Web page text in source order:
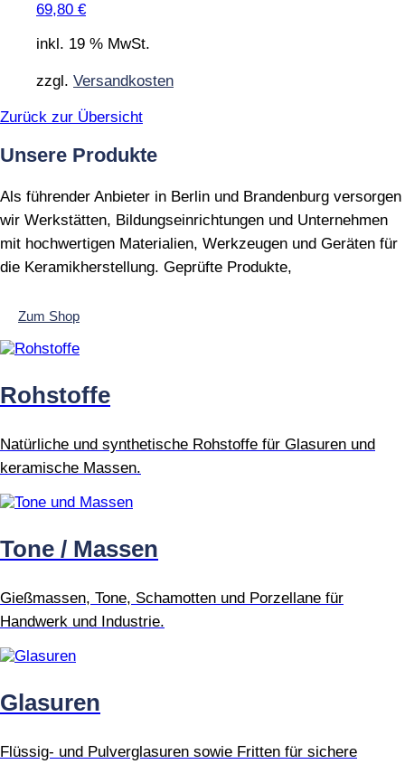
69,80 €
inkl. 19 % MwSt.
zzgl. Versandkosten
Zurück zur Übersicht
Unsere Produkte
Als führender Anbieter in Berlin und Brandenburg versorgen
wir Werkstätten, Bildungseinrichtungen und Unternehmen
mit hochwertigen Materialien, Werkzeugen und Geräten für
die Keramikherstellung. Geprüfte Produkte,
Zum Shop
Rohstoffe
Natürliche und synthetische Rohstoffe für Glasuren und
keramische Massen.
Tone / Massen
Gießmassen, Tone, Schamotten und Porzellane für
Handwerk und Industrie.
Glasuren
Flüssig- und Pulverglasuren sowie Fritten für sichere